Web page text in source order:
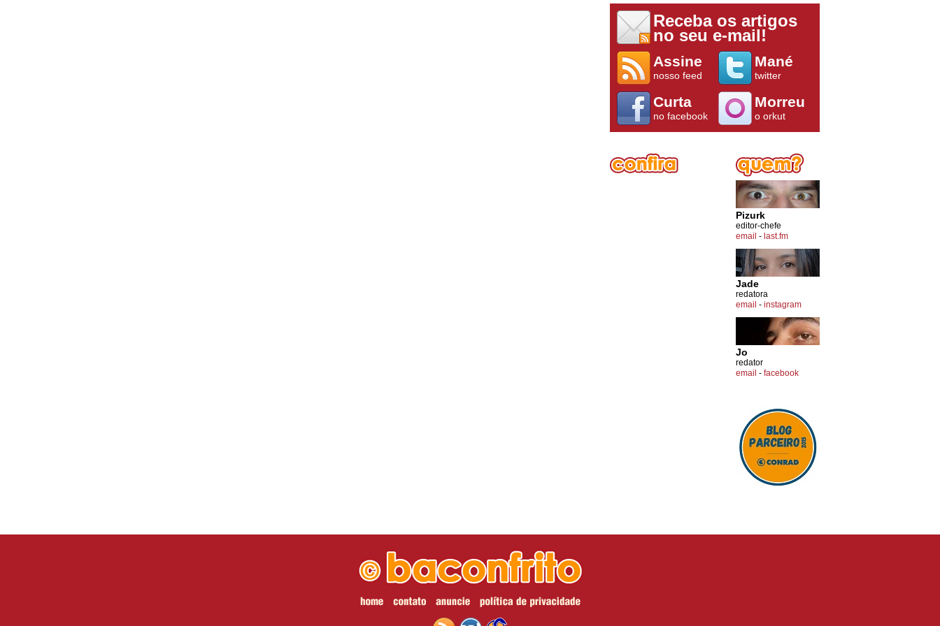
Receba os artigos
no seu e-mail!
Assine
nosso feed
Mané
twitter
Curta
no facebook
Morreu
o orkut
Pizurk
editor-chefe
email - last.fm
Jade
redatora
email - instagram
Jo
redator
email - facebook